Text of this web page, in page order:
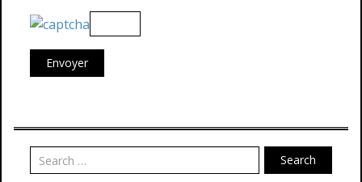
Search